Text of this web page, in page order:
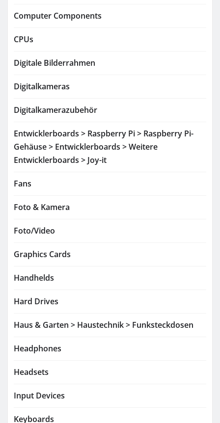
Computer Components
CPUs
Digitale Bilderrahmen
Digitalkameras
Digitalkamerazubehör
Entwicklerboards > Raspberry Pi > Raspberry Pi-
Gehäuse > Entwicklerboards > Weitere
Entwicklerboards > Joy-it
Fans
Foto & Kamera
Foto/Video
Graphics Cards
Handhelds
Hard Drives
Haus & Garten > Haustechnik > Funksteckdosen
Headphones
Headsets
Input Devices
Keyboards